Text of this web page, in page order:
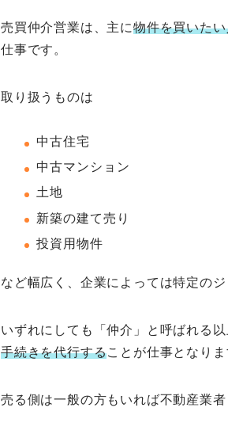
売買仲介営業は、主に物件を買いた
仕事です。
取り扱うものは
中古住宅
中古マンション
土地
新築の建て売り
投資用物件
など幅広く、企業によっては特定の
いずれにしても「仲介」と呼ばれる
手続きを代行することが仕事となりま
売る側は一般の方もいれば不動産業